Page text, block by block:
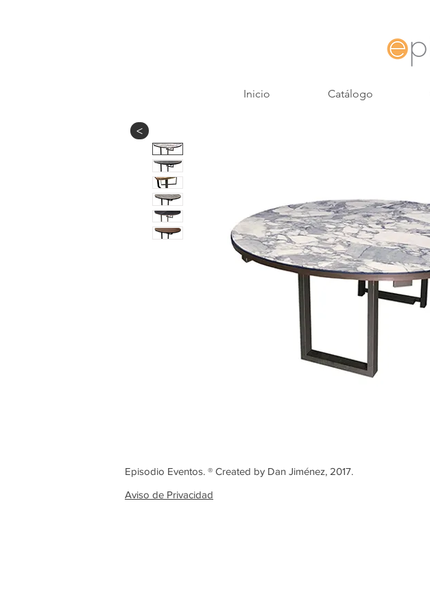
Inicio Catálogo
>
Episodio Eventos. ® Created by Dan Jiménez, 2017.
Aviso de Privacidad